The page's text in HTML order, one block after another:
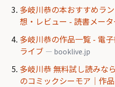
多岐川恭の本おすすめラ
想・レビュー - 読書メータ
多岐川恭の作品一覧 - 電
ライブ — booklive.jp
多岐川恭 無料試し読みな
のコミックシーモア｜作